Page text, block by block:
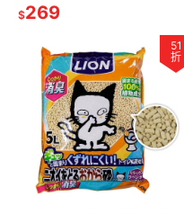
$269
51
折